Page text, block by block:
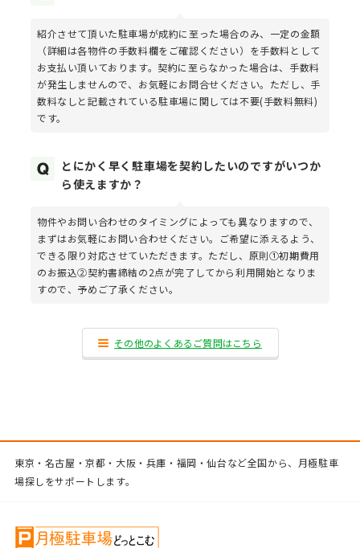
紹介させて頂いた駐車場が成約に至った場合のみ、一定の金額
（詳細は各物件の手数料欄をご確認ください）を手数料として
お支払い頂いております。契約に至らなかった場合は、手数料
が発生しませんので、お気軽にお問合せください。ただし、手
数料なしと記載されている駐車場に関しては不要(手数料無料)
です。
とにかく早く駐車場を契約したいのですがいつか
ら使えますか？
物件やお問い合わせのタイミングによっても異なりますので、
まずはお気軽にお問い合わせください。ご希望に添えるよう、
できる限り対応させていただきます。ただし、原則①初期費用
のお振込②契約書締結の2点が完了してから利用開始となりま
すので、予めご了承ください。
その他のよくあるご質問はこちら
東京・名古屋・京都・大阪・兵庫・福岡・仙台など全国から、月極駐車
場探しをサポートします。